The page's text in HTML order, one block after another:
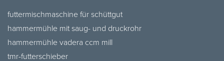
futtermischmaschine für schüttgut
hammermühle mit saug- und druckrohr
hammermühle vadera ccm mill
tmr-futterschieber